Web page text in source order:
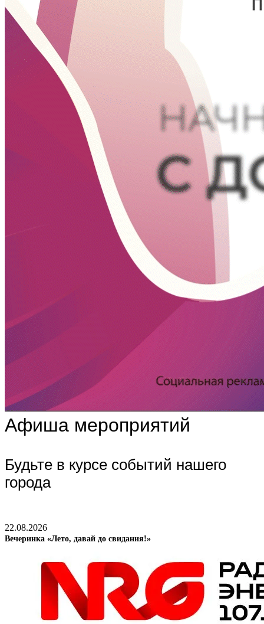
Афиша мероприятий
Будьте в курсе событий нашего
города
22.08.2026
Вечеринка «Лето, давай до свидания!»